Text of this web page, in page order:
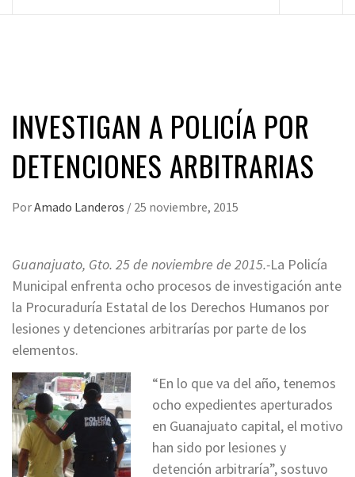
INVESTIGAN A POLICÍA POR
DETENCIONES ARBITRARIAS
PorAmado Landeros / 25 noviembre, 2015
Guanajuato, Gto. 25 de noviembre de 2015.-La Policía
Municipal enfrenta ocho procesos de investigación ante
la Procuraduría Estatal de los Derechos Humanos por
lesiones y detenciones arbitrarías por parte de los
elementos.
“En lo que va del año, tenemos
ocho expedientes aperturados
en Guanajuato capital, el motivo
han sido por lesiones y
detención arbitraría”, sostuvo